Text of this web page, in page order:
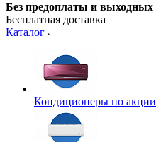
Без предоплаты и выходных
Бесплатная доставка
Каталог
Кондиционеры по акции